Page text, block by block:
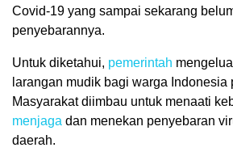
Covid-19 yang sampai sekarang
penyebarannya.
Untuk diketahui, pemerintah
larangan mudik bagi warga Indonesia
Masyarakat diimbau untuk menaati
menjaga dan menekan penyebaran
daerah.